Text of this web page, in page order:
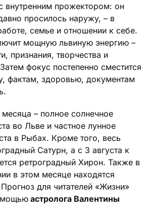
внутренним прожектором: он
просилось наружу, – в
семье и отношении к себе.
мощную львиную энергию –
признания, творчества и
фокус постепенно сместится
фактам, здоровью, документам
– полное солнечное
во Льве и частное лунное
в Рыбах. Кроме того, весь
Сатурн, а с 3 августа к
ретроградный Хирон. Также в
в этом месяце находятся
для читателей «Жизни»
астролога Валентины